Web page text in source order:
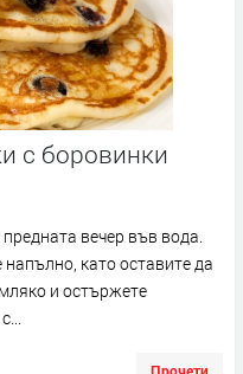
с боровинки
вечер във вода.
като оставите да
и остържете
Прочети